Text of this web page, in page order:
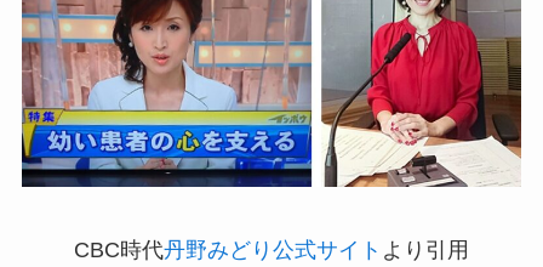
CBC時代丹野みどり公式サイト より引用